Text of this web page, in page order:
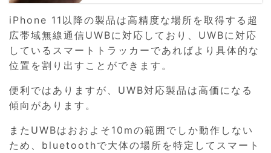
iPhone 11以降の製品は高精度な場所を取得する超
広帯域無線通信UWBに対応しており、UWBに対応
しているスマートトラッカーであればより具体的な
位置を割り出すことができます。
便利ではありますが、UWB対応製品は高価になる
傾向があります。
またUWBはおおよそ10mの範囲でしか動作しない
ため、bluetoothで大体の場所を特定してスマート